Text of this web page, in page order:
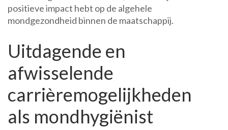
positieve impact hebt op de algehele
mondgezondheid binnen de maatschappij.
Uitdagende en
afwisselende
carrièremogelijkheden
als mondhygiënist